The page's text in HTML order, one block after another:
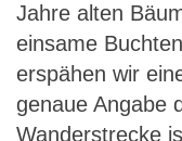
Jahre alten
einsame
erspähen wir
genaue Angabe
Wanderstrecke